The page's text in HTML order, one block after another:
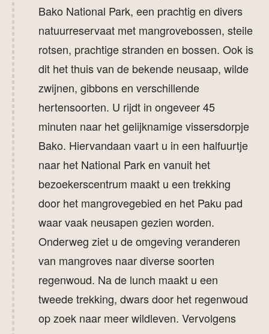
Bako National Park, een prachtig en divers
natuurreservaat met mangrovebossen, steile
rotsen, prachtige stranden en bossen. Ook is
dit het thuis van de bekende neusaap, wilde
zwijnen, gibbons en verschillende
hertensoorten. U rijdt in ongeveer 45
minuten naar het gelijknamige vissersdorpje
Bako. Hiervandaan vaart u in een halfuurtje
naar het National Park en vanuit het
bezoekerscentrum maakt u een trekking
door het mangrovegebied en het Paku pad
waar vaak neusapen gezien worden.
Onderweg ziet u de omgeving veranderen
van mangroves naar diverse soorten
regenwoud. Na de lunch maakt u een
tweede trekking, dwars door het regenwoud
op zoek naar meer wildleven. Vervolgens